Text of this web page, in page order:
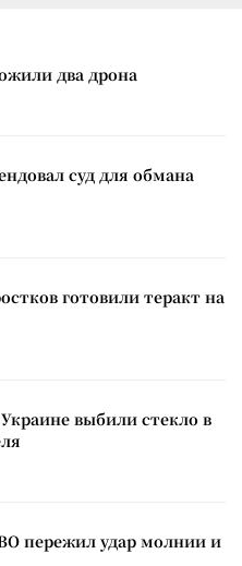
два дрона
суд для обмана
готовили теракт на
выбили стекло в
пережил удар молнии и